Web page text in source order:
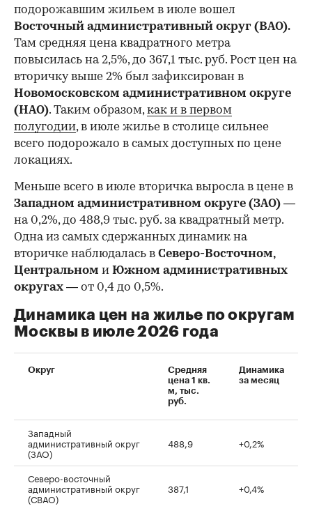
подорожавшим жильем в июле вошел
Восточный административный округ (ВАО).
Там средняя цена квадратного метра
повысилась на 2,5%, до 367,1 тыс. руб. Рост цен на
вторичку выше 2% был зафиксирован в
Новомосковском административном округе
(НАО). Таким образом,как и в первом
полугодии, в июле жилье в столице сильнее
всего подорожало в самых доступных по цене
локациях.
Меньше всего в июле вторичка выросла в цене в
Западном административном округе (ЗАО) —
на 0,2%, до 488,9 тыс. руб. за квадратный метр.
Одна из самых сдержанных динамик на
вторичке наблюдалась в Северо-Восточном,
Центральном и Южном административных
округах — от 0,4 до 0,5%.
Динамика цен на жилье по округам
Москвы в июле 2026 года
Округ
Средняя
цена 1 кв.
м, тыс.
руб.
Динамика
за месяц
Западный
административный округ
(ЗАО)
488,9 +0,2%
Северо-восточный
административный округ
(СВАО)
387,1 +0,4%